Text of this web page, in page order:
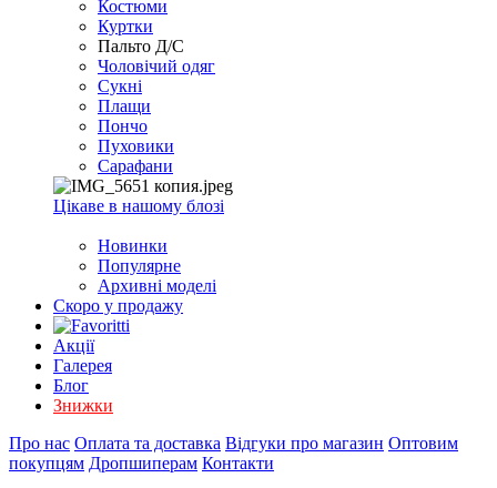
Костюми
Куртки
Пальто Д/С
Чоловічий одяг
Сукні
Плащи
Пончо
Пуховики
Сарафани
Цікаве в нашому блозі
Новинки
Популярне
Архивні моделі
Скоро у продажу
Акції
Галерея
Блог
Знижки
Про нас Оплата та доставка Відгуки про магазин Оптовим
покупцям Дропшиперам Контакти